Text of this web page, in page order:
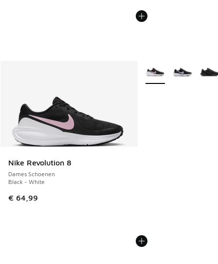
Nike Revolution 8
Dames Schoenen
Black - White
€ 64,99
Meer kleuren